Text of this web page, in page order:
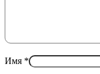
Имя *